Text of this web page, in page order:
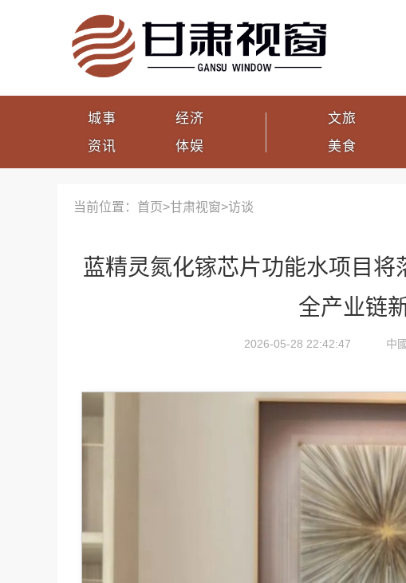
城事
资讯
经济
体娱
文旅
美食
当前位置：首页>甘肃视窗>访谈
蓝精灵氮化镓芯片功能水项目
全产业链
2026-05-28 22:42:47 中